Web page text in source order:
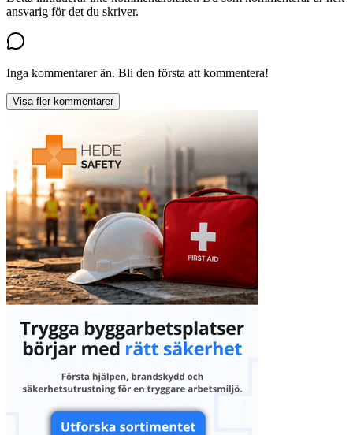
ansvarig för det du skriver.
Inga kommentarer än. Bli den första att kommentera!
Visa fler kommentarer